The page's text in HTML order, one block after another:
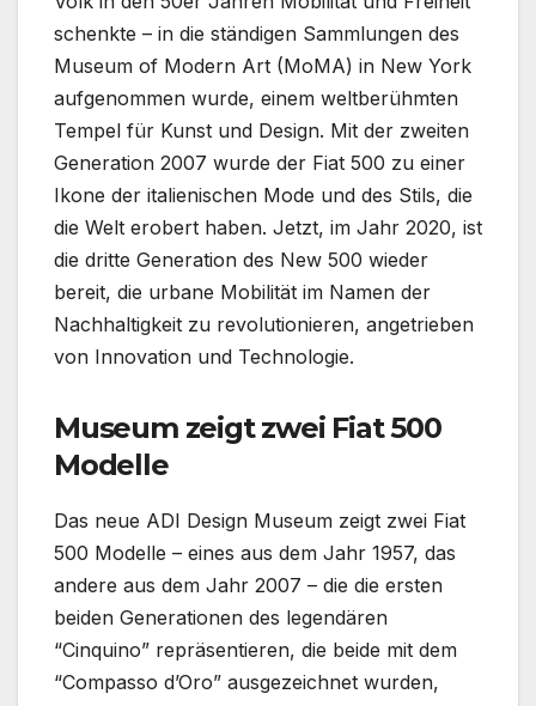
schenkte – in die ständigen Sammlungen des
Museum of Modern Art (MoMA) in New York
aufgenommen wurde, einem weltberühmten
Tempel für Kunst und Design. Mit der zweiten
Generation 2007 wurde der Fiat 500 zu einer
Ikone der italienischen Mode und des Stils, die
die Welt erobert haben. Jetzt, im Jahr 2020, ist
die dritte Generation des New 500 wieder
bereit, die urbane Mobilität im Namen der
Nachhaltigkeit zu revolutionieren, angetrieben
von Innovation und Technologie.
Museum zeigt zwei Fiat 500
Modelle
Das neue ADI Design Museum zeigt zwei Fiat
500 Modelle – eines aus dem Jahr 1957, das
andere aus dem Jahr 2007 – die die ersten
beiden Generationen des legendären
“Cinquino” repräsentieren, die beide mit dem
“Compasso d’Oro” ausgezeichnet wurden,